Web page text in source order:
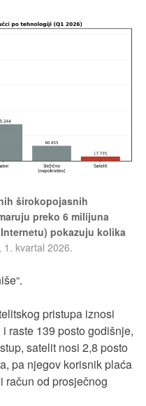
širokopojasnih
preko 6 milijuna
pokazuju kolika
1. kvartal 2026.
pristupa iznosi
raste 139 posto godišnje,
satelit nosi 2,8 posto
pa njegov korisnik plaća
račun od prosječnog